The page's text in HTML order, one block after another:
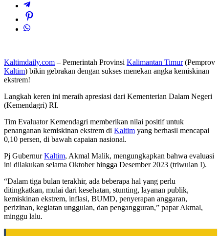
Kaltimdaily.com – Pemerintah Provinsi Kalimantan Timur(Pemprov
Kaltim) bikin gebrakan dengan sukses menekan angka kemiskinan
ekstrem!
Langkah keren ini meraih apresiasi dari Kementerian Dalam Negeri
(Kemendagri) RI.
Tim Evaluator Kemendagri memberikan nilai positif untuk
penanganan kemiskinan ekstrem di Kaltim yang berhasil mencapai
0,10 persen, di bawah capaian nasional.
Pj GubernurKaltim, Akmal Malik, mengungkapkan bahwa evaluasi
ini dilakukan selama Oktober hingga Desember 2023 (triwulan I).
“Dalam tiga bulan terakhir, ada beberapa hal yang perlu
ditingkatkan, mulai dari kesehatan, stunting, layanan publik,
kemiskinan ekstrem, inflasi, BUMD, penyerapan anggaran,
perizinan, kegiatan unggulan, dan pengangguran,” papar Akmal,
minggu lalu.